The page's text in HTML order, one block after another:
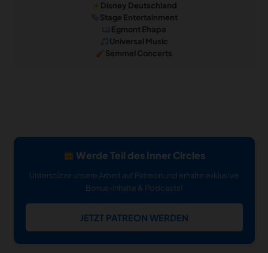
Disney Deutschland
Stage Entertainment
Egmont Ehapa
Universal Music
Semmel Concerts
Werde Teil des Inner Circles
Unterstütze unsere Arbeit auf Patreon und erhalte exklusive
Bonus-Inhalte & Podcasts!
JETZT PATREON WERDEN